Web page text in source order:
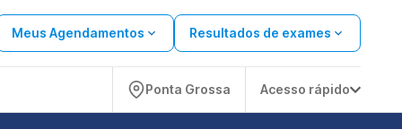
Meus Agendamentos Resultados de exames
Ponta Grossa Acesso rápido